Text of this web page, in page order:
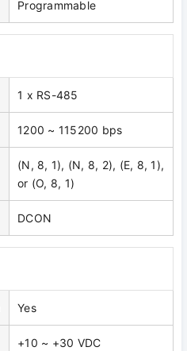
Programmable
1 x RS-485
1200 ~ 115200 bps
(N, 8, 1), (N, 8, 2), (E, 8, 1),
or (O, 8, 1)
DCON
Yes
+10 ~ +30 VDC